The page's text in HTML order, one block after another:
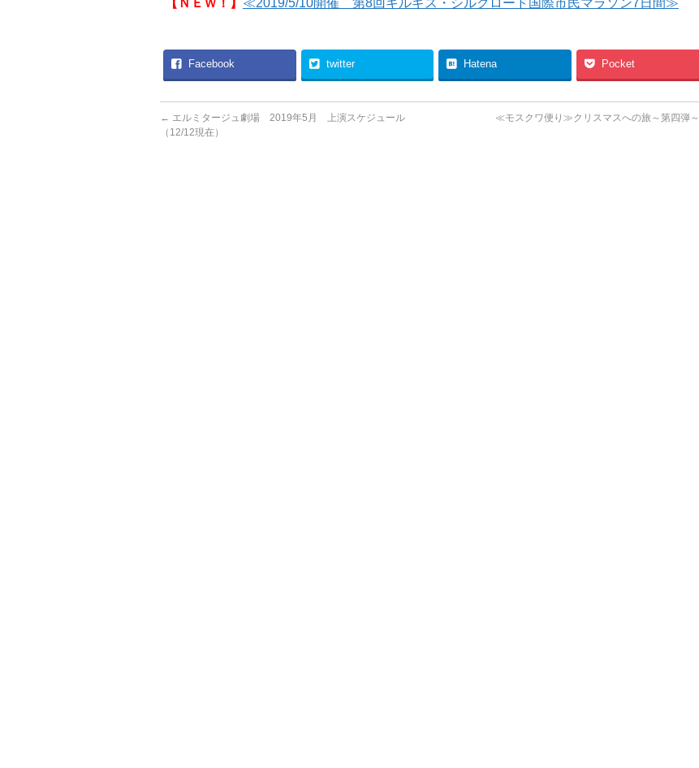
【ＮＥＷ！】 ≪2019/5/10開催 第8回キルギス・シルクロード国際市民マラソン7日間≫
Facebook twitter Hatena Pocket
← エルミタージュ劇場 2019年5月 上演スケジュール
（12/12現在）
≪モスクワ便り≫クリスマスへの旅～第四弾～